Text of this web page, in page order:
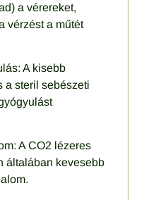
a vérereket,
vérzést a műtét
A kisebb
a steril sebészeti
A CO2 lézeres
általában kevesebb